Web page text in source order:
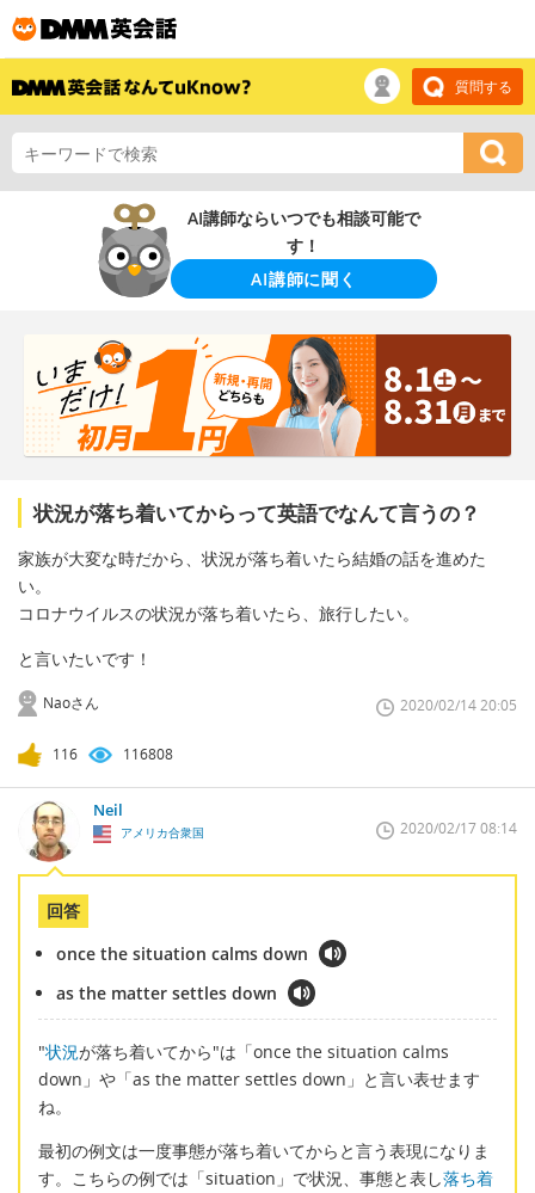
質問する
AI講師ならいつでも相談可能で
す！
AI講師に聞く
状況が落ち着いてからって英語でなんて言うの？
家族が大変な時だから、状況が落ち着いたら結婚の話を進めた
い。
コロナウイルスの状況が落ち着いたら、旅行したい。
と言いたいです！
Naoさん 2020/02/14 20:05
116 116808
Neil
アメリカ合衆国 2020/02/17 08:14
回答
once the situation calms down
as the matter settles down
"状況が落ち着いてから"は「once the situation calms
down」や「as the matter settles down」と言い表せます
ね。
最初の例文は一度事態が落ち着いてからと言う表現になりま
す。こちらの例では「situation」で状況、事態と表し落ち着